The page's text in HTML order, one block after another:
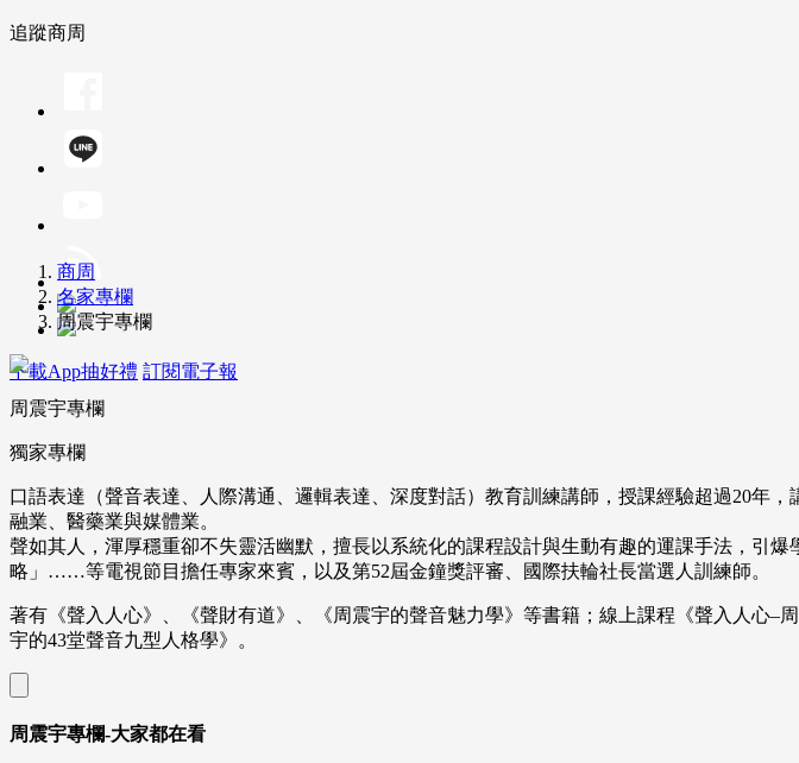
追蹤商周
下載App抽好禮 訂閱電子報
商周
名家專欄
周震宇專欄
周震宇專欄
獨家專欄
口語表達（聲音表達、人際溝通、邏輯表達、深度對話）教育訓練講師，授課經驗超過20年
融業、醫藥業與媒體業。
聲如其人，渾厚穩重卻不失靈活幽默，擅長以系統化的課程設計與生動有趣的運課手法，引
略」……等電視節目擔任專家來賓，以及第52屆金鐘獎評審、國際扶輪社長當選人訓練師。
著有《聲入人心》、《聲財有道》、《周震宇的聲音魅力學》等書籍；線上課程《聲入人心
宇的43堂聲音九型人格學》。
周震宇專欄-大家都在看